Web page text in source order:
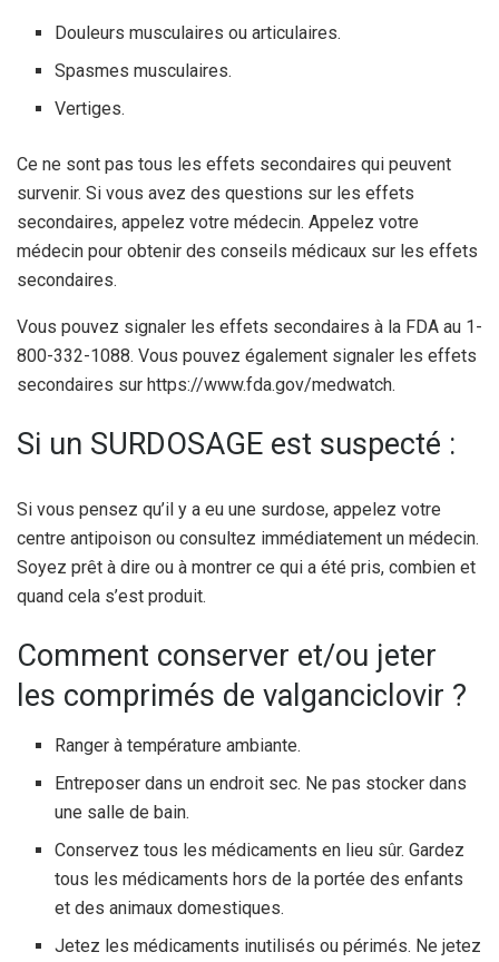
Douleurs musculaires ou articulaires.
Spasmes musculaires.
Vertiges.
Ce ne sont pas tous les effets secondaires qui peuvent
survenir. Si vous avez des questions sur les effets
secondaires, appelez votre médecin. Appelez votre
médecin pour obtenir des conseils médicaux sur les effets
secondaires.
Vous pouvez signaler les effets secondaires à la FDA au 1-
800-332-1088. Vous pouvez également signaler les effets
secondaires sur https://www.fda.gov/medwatch.
Si un SURDOSAGE est suspecté :
Si vous pensez qu’il y a eu une surdose, appelez votre
centre antipoison ou consultez immédiatement un médecin.
Soyez prêt à dire ou à montrer ce qui a été pris, combien et
quand cela s’est produit.
Comment conserver et/ou jeter
les comprimés de valganciclovir ?
Ranger à température ambiante.
Entreposer dans un endroit sec. Ne pas stocker dans
une salle de bain.
Conservez tous les médicaments en lieu sûr. Gardez
tous les médicaments hors de la portée des enfants
et des animaux domestiques.
Jetez les médicaments inutilisés ou périmés. Ne jetez